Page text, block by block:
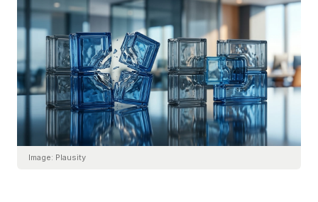
Image: Plausity